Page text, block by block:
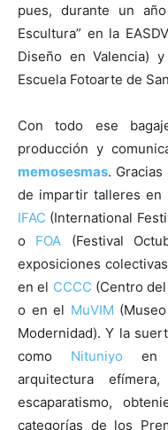
pues, durante un
Escultura” en la
Diseño en Valencia)
Escuela Fotoarte de
Con todo ese
producción y
memosesmas.
de impartir talleres en
IFAC (International
o FOA (Festival
exposiciones
en el CCCC (Centro
o en el MuVIM
Modernidad). Y la
como Nituniyo en
arquitectura
escaparatismo,
categorías de los